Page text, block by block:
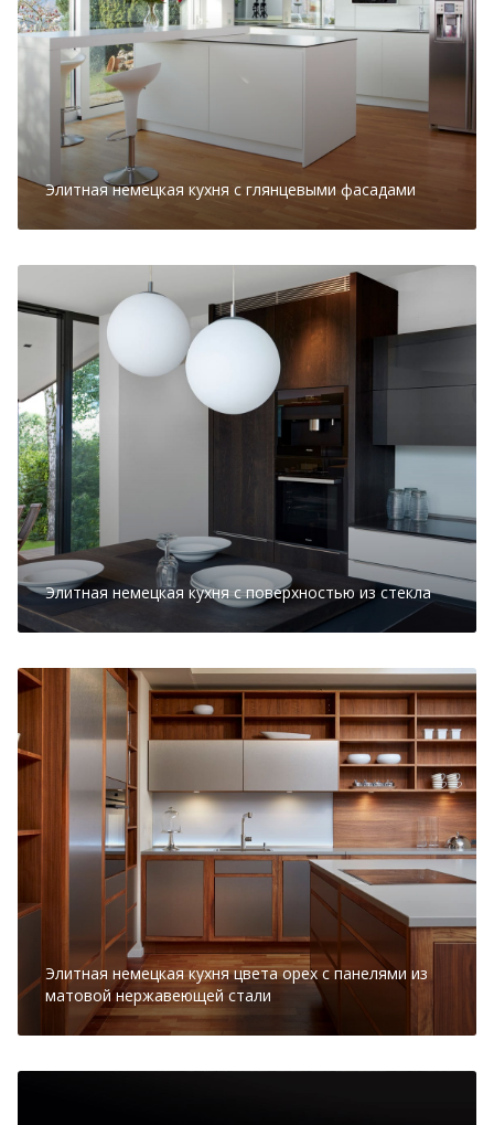
Элитная немецкая кухня с глянцевыми фасадами
Элитная немецкая кухня с поверхностью из стекла
Элитная немецкая кухня цвета орех с панелями из
матовой нержавеющей стали